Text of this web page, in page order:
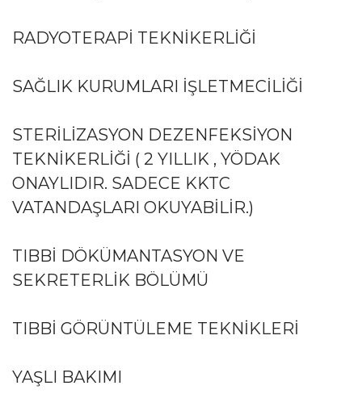
RADYOTERAPI TEKNIKERLIĞI
SAĞLIK KURUMLARI İŞLETMECILIĞI
STERILIZASYON DEZENFEKSIYON
TEKNIKERLIĞI ( 2 YILLIK , YÖDAK
ONAYLIDIR. SADECE KKTC
VATANDAŞLARI OKUYABILIR.)
TIBBI DÖKÜMANTASYON VE
SEKRETERLIK BÖLÜMÜ
TIBBI GÖRÜNTÜLEME TEKNIKLERI
YAŞLI BAKIMI